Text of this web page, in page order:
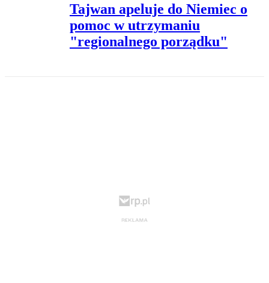
Tajwan apeluje do Niemiec o
pomoc w utrzymaniu
"regionalnego porządku"